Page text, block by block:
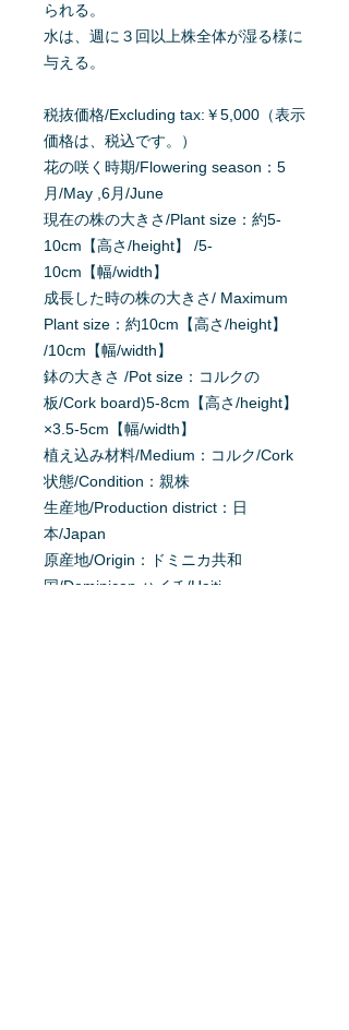
られる。
水は、週に３回以上株全体が湿る様に
与える。
税抜価格/Excluding tax:￥5,000（表示
価格は、税込です。）
花の咲く時期/Flowering season：5
月/May ,6月/June
現在の株の大きさ/Plant size：約5-
10cm【高さ/height】 /5-
10cm【幅/width】
成長した時の株の大きさ/ Maximum
Plant size：約10cm【高さ/height】
/10cm【幅/width】
鉢の大きさ /Pot size：コルクの
板/Cork board)5-8cm【高さ/height】
×3.5-5cm【幅/width】
植え込み材料/Medium：コルク/Cork
状態/Condition：親株
生産地/Production district：日
本/Japan
原産地/Origin：ドミニカ共和
国/Dominican,ハイチ/Haiti